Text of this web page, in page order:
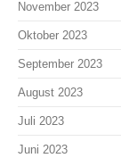
November 2023
Oktober 2023
September 2023
August 2023
Juli 2023
Juni 2023